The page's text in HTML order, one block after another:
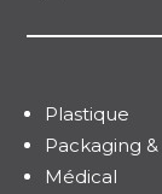
Plastique
Packaging
Médical